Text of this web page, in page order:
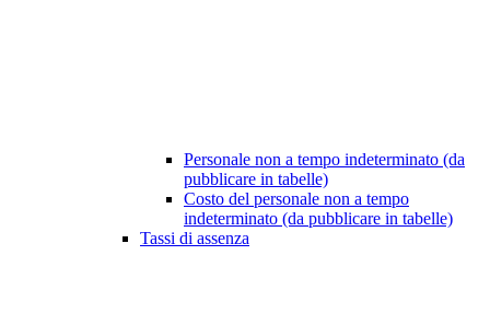
Personale non a tempo indeterminato (da
pubblicare in tabelle)
Costo del personale non a tempo
indeterminato (da pubblicare in tabelle)
Tassi di assenza